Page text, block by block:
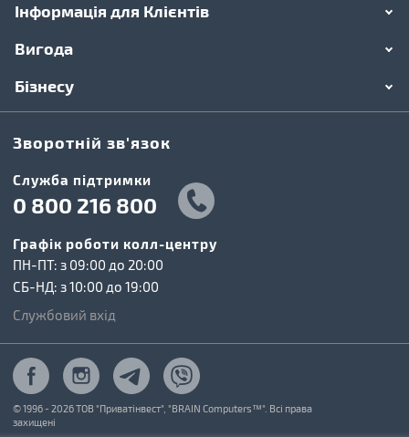
Інформація для Клієнтів
Вигода
Бізнесу
Зворотній зв'язок
Cлужба підтримки
0 800 216 800
Графік роботи колл-центру
ПН-ПТ: з 09:00 до 20:00
СБ-НД: з 10:00 до 19:00
Службовий вхід
© 1996 - 2026 ТОВ "Приватінвест", "BRAIN Computers™". Всі права
захищені